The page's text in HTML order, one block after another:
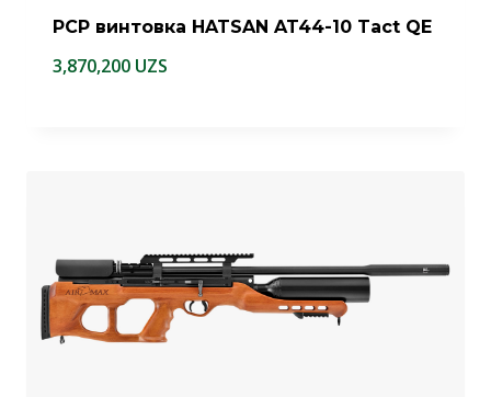
PCP винтовка HATSAN AT44-10 Tact QE
3,870,200 UZS